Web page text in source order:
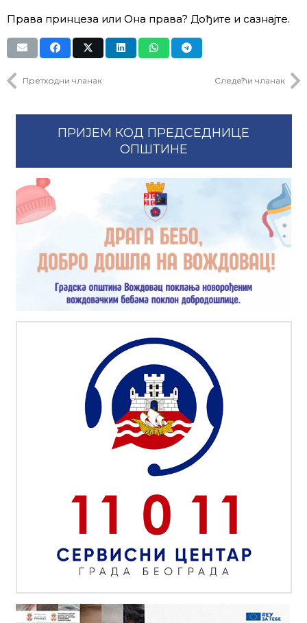
Права принцеза или Она права? Дођите и сазнајте.
Претходни чланак Следећи чланак
ПРИЈЕМ КОД ПРЕДСЕДНИЦЕ
ОПШТИНЕ